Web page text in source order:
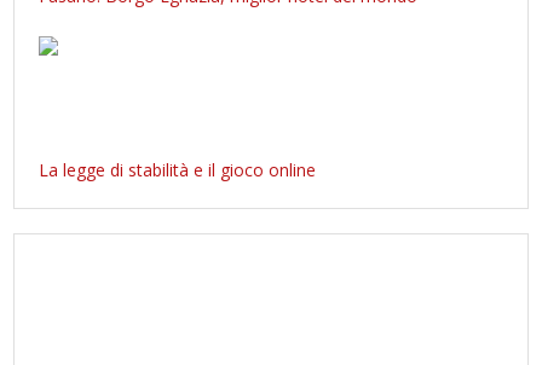
La legge di stabilità e il gioco online